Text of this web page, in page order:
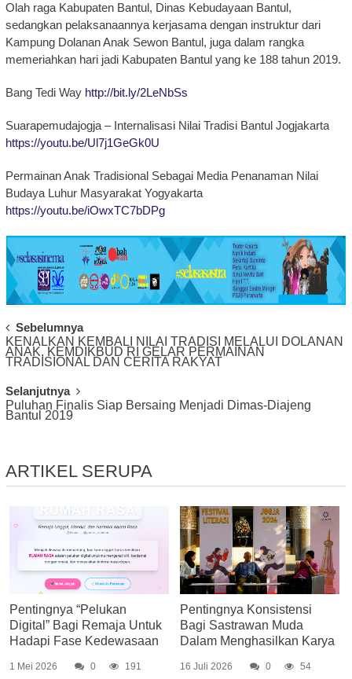
Olah raga Kabupaten Bantul, Dinas Kebudayaan Bantul,
sedangkan pelaksanaannya kerjasama dengan instruktur dari
Kampung Dolanan Anak Sewon Bantul, juga dalam rangka
memeriahkan hari jadi Kabupaten Bantul yang ke 188 tahun 2019.
Bang Tedi Way http://bit.ly/2LeNbSs
Suarapemudajogja – Internalisasi Nilai Tradisi Bantul Jogjakarta
https://youtu.be/Ul7j1GeGk0U
Permainan Anak Tradisional Sebagai Media Penanaman Nilai
Budaya Luhur Masyarakat Yogyakarta
https://youtu.be/iOwxTC7bDPg
Post
Navigation
Sebelumnya
KENALKAN KEMBALI NILAI TRADISI MELALUI DOLANAN
ANAK, KEMDIKBUD RI GELAR PERMAINAN
TRADISIONAL DAN CERITA RAKYAT
Selanjutnya
Puluhan Finalis Siap Bersaing Menjadi Dimas-Diajeng
Bantul 2019
ARTIKEL SERUPA
Pentingnya “Pelukan
Digital” Bagi Remaja Untuk
Hadapi Fase Kedewasaan
1 Mei 2026 0 191
Pentingnya Konsistensi
Bagi Sastrawan Muda
Dalam Menghasilkan Karya
16 Juli 2026 0 54